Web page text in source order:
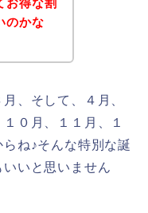
お得な割
のかな
、そして、４月、
０月、１１月、１
ね♪そんな特別な誕
いと思いません